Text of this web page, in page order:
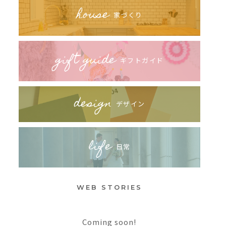
house家づくり
gift guideギフトガイド
design デザイン
life日常
WEB STORIES
Coming soon!